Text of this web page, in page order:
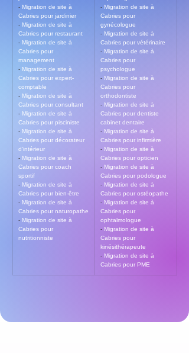
- Migration de site à
Cabries pour jardinier
- Migration de site à
Cabries pour restaurant
- Migration de site à
Cabries pour
management
- Migration de site à
Cabries pour expert-
comptable
- Migration de site à
Cabries pour consultant
- Migration de site à
Cabries pour pisciniste
- Migration de site à
Cabries pour décorateur
d’intérieur
- Migration de site à
Cabries pour coach
sportif
- Migration de site à
Cabries pour bien-être
- Migration de site à
Cabries pour naturopathe
- Migration de site à
Cabries pour
nutritionniste
- Migration de site à
Cabries pour
gynécologue
- Migration de site à
Cabries pour vétérinaire
- Migration de site à
Cabries pour
psychologue
- Migration de site à
Cabries pour
orthodontiste
- Migration de site à
Cabries pour dentiste
cabinet dentaire
- Migration de site à
Cabries pour infirmière
- Migration de site à
Cabries pour opticien
- Migration de site à
Cabries pour podologue
- Migration de site à
Cabries pour ostéopathe
- Migration de site à
Cabries pour
ophtalmologue
- Migration de site à
Cabries pour
kinésithérapeute
- Migration de site à
Cabries pour PME